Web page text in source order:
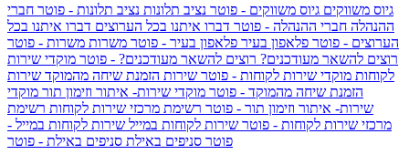
גיוס משווקים גיוס משווקים - פוטר נציב תלונות נציב תלונות - פוטר חברי
ההנהלה חברי ההנהלה - פוטר דברו איתנו בכל הערוצים דברו איתנו בכל
הערוצים - פוטר פלאפון בעיר פלאפון בעיר - פוטר משרות משרות - פוטר
רוצים להשאר מעודכנים? רוצים להשאר מעודכנים? - פוטר מוקדי שירות
לקוחות מוקדי שירות לקוחות - פוטר שירות הזמנת שיחה מהמוקד שירות
הזמנת שיחה מהמוקד - פוטר מוקדי שירות- איתור וזימון תור מוקדי
שירות- איתור וזימון תור - פוטר רשימת מרכזי שירות לקוחות רשימת
מרכזי שירות לקוחות - פוטר שירות לקוחות במייל שירות לקוחות במייל -
פוטר סניפים באילת סניפים באילת - פוטר